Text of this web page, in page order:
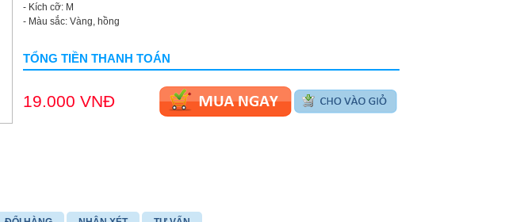
- Kích cỡ: M
- Màu sắc: Vàng, hồng
TỔNG TIỀN THANH TOÁN
19.000 VNĐ